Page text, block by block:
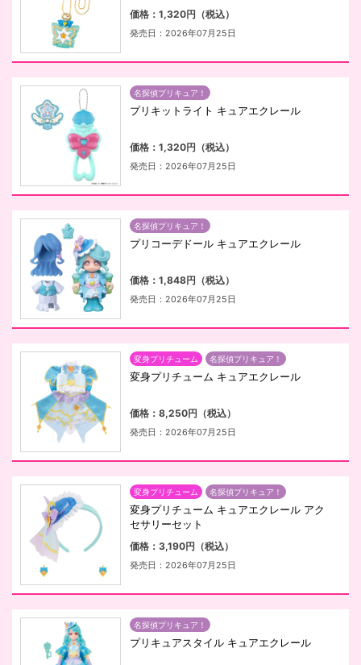
価格：1,320円（税込）
発売日：2026年07月25日
名探偵プリキュア！
プリキットライト キュアエクレール
価格：1,320円（税込）
発売日：2026年07月25日
名探偵プリキュア！
プリコーデドール キュアエクレール
価格：1,848円（税込）
発売日：2026年07月25日
変身プリチューム 名探偵プリキュア！
変身プリチューム キュアエクレール
価格：8,250円（税込）
発売日：2026年07月25日
変身プリチューム 名探偵プリキュア！
変身プリチューム キュアエクレール アク
セサリーセット
価格：3,190円（税込）
発売日：2026年07月25日
名探偵プリキュア！
プリキュアスタイル キュアエクレール